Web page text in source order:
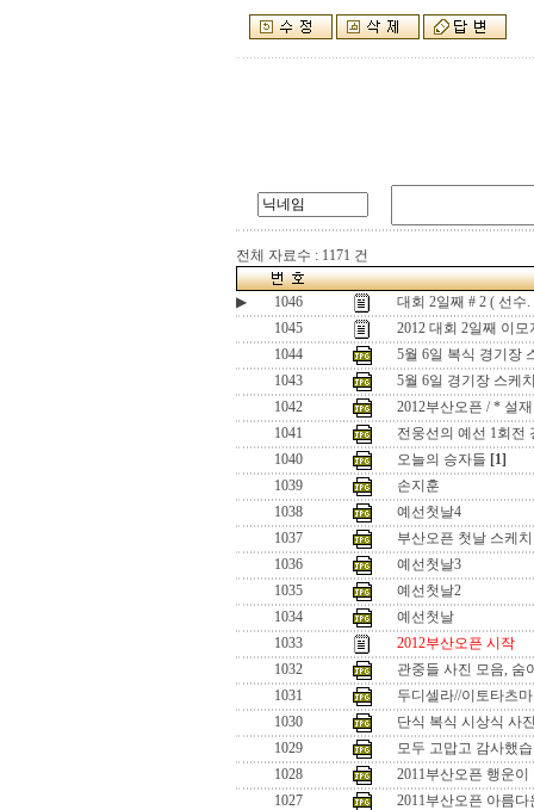
전체 자료수 : 1171 건
▶ 1046
대회 2일째 # 2 ( 선수
1045
2012 대회 2일째 이
1044
5월 6일 복식 경기장
1043
5월 6일 경기장 스케
1042
2012부산오픈 / * 설
1041
전웅선의 예선 1회전
1040
오늘의 승자들 [1]
1039
손지훈
1038
예선첫날4
1037
부산오픈 첫날 스케치
1036
예선첫날3
1035
예선첫날2
1034
예선첫날
1033
2012부산오픈 시작
1032
관중들 사진 모음, 숨
1031
두디셀라//이토타츠마
1030
단식 복식 시상식 사
1029
모두 고맙고 감사했
1028
2011부산오픈 행운
1027
2011부산오픈 아름다